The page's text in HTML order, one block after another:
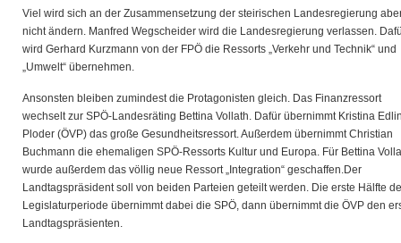
Viel wird sich an der Zusammensetzung der steirischen Landesregierung
nicht ändern. Manfred Wegscheider wird die Landesregierung verlassen.
wird Gerhard Kurzmann von der FPÖ die Ressorts „Verkehr und Technik“ und
„Umwelt“ übernehmen.
Ansonsten bleiben zumindest die Protagonisten gleich. Das Finanzressort
wechselt zur SPÖ-Landesräting Bettina Vollath. Dafür übernimmt Kristina
Ploder (ÖVP) das große Gesundheitsressort. Außerdem übernimmt Christian
Buchmann die ehemaligen SPÖ-Ressorts Kultur und Europa. Für Bettina
wurde außerdem das völlig neue Ressort „Integration“ geschaffen.Der
Landtagspräsident soll von beiden Parteien geteilt werden. Die erste Hälfte
Legislaturperiode übernimmt dabei die SPÖ, dann übernimmt die ÖVP den
Landtagspräsienten.